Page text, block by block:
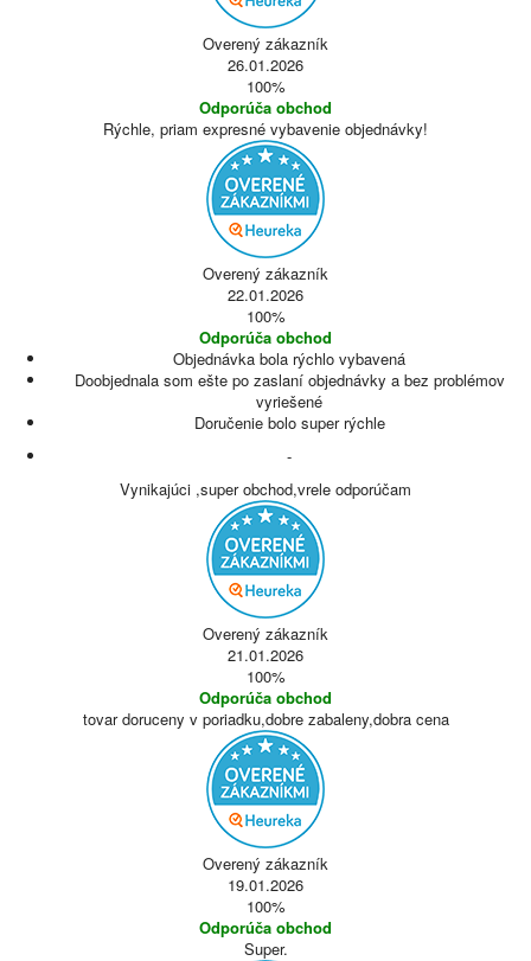
Overený zákazník
26.01.2026
100%
Odporúča obchod
Rýchle, priam expresné vybavenie objednávky!
Overený zákazník
22.01.2026
100%
Odporúča obchod
Objednávka bola rýchlo vybavená
Doobjednala som ešte po zaslaní objednávky a bez problémov
vyriešené
Doručenie bolo super rýchle
-
Vynikajúci ,super obchod,vrele odporúčam
Overený zákazník
21.01.2026
100%
Odporúča obchod
tovar doruceny v poriadku,dobre zabaleny,dobra cena
Overený zákazník
19.01.2026
100%
Odporúča obchod
Super.